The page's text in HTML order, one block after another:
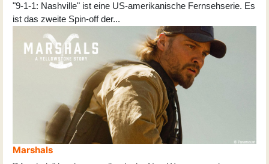
"9-1-1: Nashville" ist eine US-amerikanische Fernsehserie. Es
ist das zweite Spin-off der...
Marshals